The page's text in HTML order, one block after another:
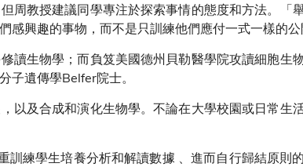
周教授建議同學專注於探索事情的態度和方法。「
興趣的事物，而不是只訓練他們應付一式一樣的公
讀生物學；而負笈美國德州貝勒醫學院攻讀細胞生
子遺傳學Belfer院士。
以及合成和演化生物學。不論在大學校園或日常生
訓練學生培養分析和解讀數據 、進而自行歸結原則